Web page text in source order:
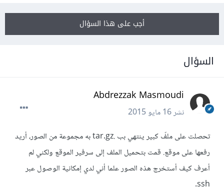
أجب على هذا السؤال
السؤال
Abdrezzak Masmoudi
نشر16 مايو 2015
تحصلت على ملفّ كبير ينتهي بب .tar.gz به مجموعة من الصور، أريد
رفعها على موقع. قمت بتحميل الملف إلى سرفير الموقع ولكني لم
أعرف كيف أستخرج هذه الصور علما أني لدي إمكانية الوصول عبر
ssh.